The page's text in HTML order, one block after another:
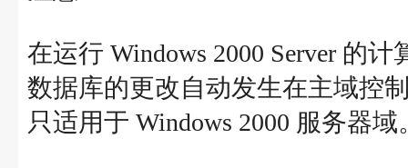
在运行 Windows 2000 Server 的
数据库的更改自动发生在主域控
只适用于 Windows 2000 服务器域